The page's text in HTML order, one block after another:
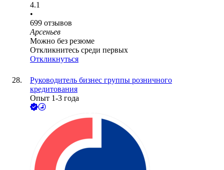
4.1
•
699 отзывов
Арсеньев
Можно без резюме
Откликнитесь среди первых
Откликнуться
Руководитель бизнес группы розничного
кредитования
Опыт 1-3 года